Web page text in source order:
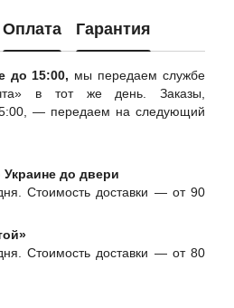
Оплата Гарантия
до 15:00, мы передаем службе
в тот же день. Заказы,
— передаем на следующий
Украине до двери
Стоимость доставки — от 90
Стоимость доставки — от 80